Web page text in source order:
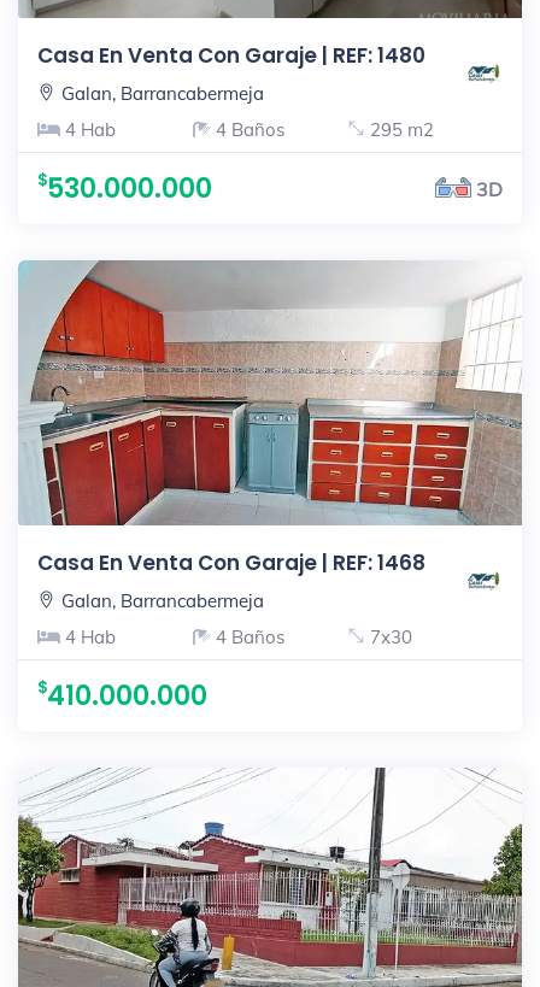
Casa En Venta Con Garaje | REF: 1480
Galan, Barrancabermeja
4 Hab
4 Baños 295 m2
530.000.000 3D
Casa En Venta Con Garaje | REF: 1468
Galan, Barrancabermeja
4 Hab
4 Baños 7x30
410.000.000